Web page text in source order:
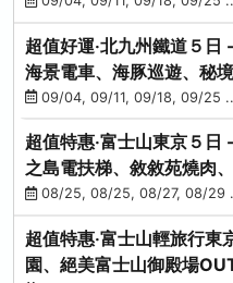
超值好運‧北九州鐵道５
海景電車、海豚巡遊、秘
光列車-台中出發
09/04, 09/11, 09/18, 09/25
超值特惠‧富士山東京５
之島電扶梯、敘敘苑燒肉
08/25, 08/25, 08/27, 08/29
超值特惠‧富士山輕旅行
園、絕美富士山御殿場